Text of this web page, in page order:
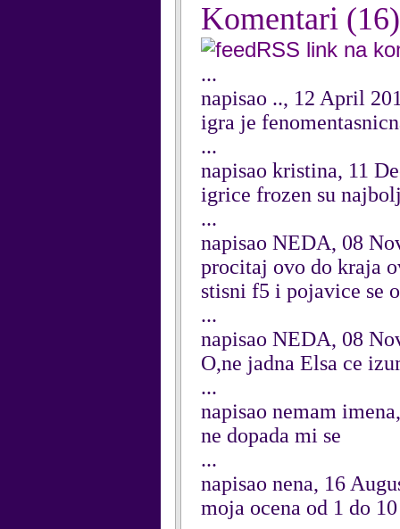
Komentari (16)
RSS link na
...
napisao .., 12 April
igra je
...
napisao kristina, 11
igrice frozen su
...
napisao NEDA, 08
procitaj ovo do kraja
stisni f5 i pojavice se
...
napisao NEDA, 08
O,ne jadna Elsa ce
...
napisao nemam
ne dopada mi se
...
napisao nena, 16
moja ocena od 1 do